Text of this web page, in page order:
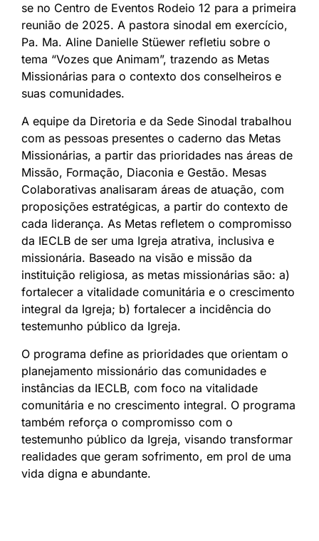
se no Centro de Eventos Rodeio 12 para a primeira
reunião de 2025. A pastora sinodal em exercício,
Pa. Ma. Aline Danielle Stüewer refletiu sobre o
tema “Vozes que Animam”, trazendo as Metas
Missionárias para o contexto dos conselheiros e
suas comunidades.
A equipe da Diretoria e da Sede Sinodal trabalhou
com as pessoas presentes o caderno das Metas
Missionárias, a partir das prioridades nas áreas de
Missão, Formação, Diaconia e Gestão. Mesas
Colaborativas analisaram áreas de atuação, com
proposições estratégicas, a partir do contexto de
cada liderança. As Metas refletem o compromisso
da IECLB de ser uma Igreja atrativa, inclusiva e
missionária. Baseado na visão e missão da
instituição religiosa, as metas missionárias são: a)
fortalecer a vitalidade comunitária e o crescimento
integral da Igreja; b) fortalecer a incidência do
testemunho público da Igreja.
O programa define as prioridades que orientam o
planejamento missionário das comunidades e
instâncias da IECLB, com foco na vitalidade
comunitária e no crescimento integral. O programa
também reforça o compromisso com o
testemunho público da Igreja, visando transformar
realidades que geram sofrimento, em prol de uma
vida digna e abundante.